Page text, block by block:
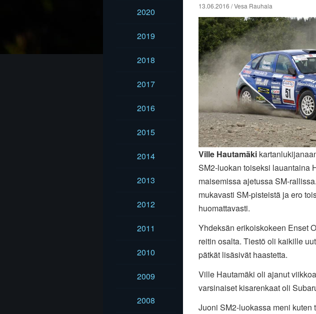
2020
2019
2018
2017
2016
2015
2014
2013
2012
2011
2010
2009
2008
13.06.2016 / Vesa Rauhala
Ville Hautamäki
SM2-luokan toiseksi lauantaina
maisemissa ajetussa SM-
mukavasti SM-pisteistä ja ero
huomattavasti.
Yhdeksän erikoiskokeen Enset
reitin osalta. Tiestö oli kaikille
pätkät lisäsivät haastetta.
Ville Hautamäki oli ajanut
varsinaiset kisarenkaat oli
Juoni SM2-luokassa meni